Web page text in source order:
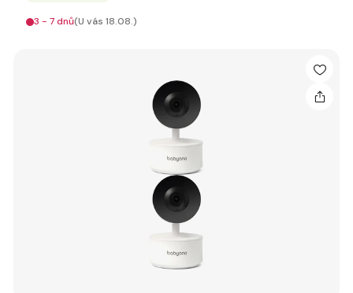
3 - 7 dnů(U vás 18.08.)